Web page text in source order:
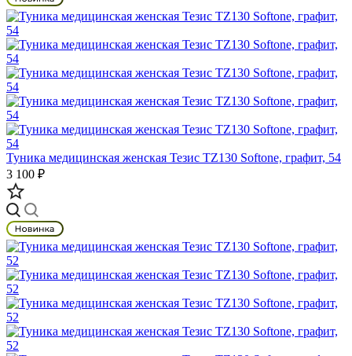
Туника медицинская женская Тезис TZ130 Softone, графит, 54
3 100 ₽